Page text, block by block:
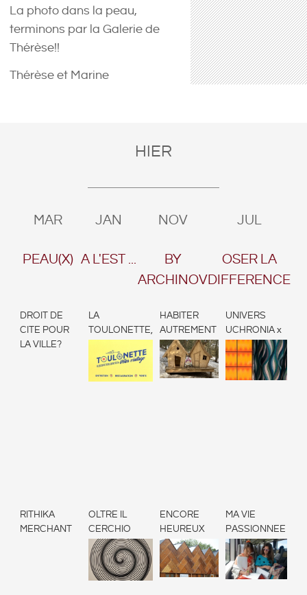
La photo dans la peau,
terminons par la Galerie de
Thérèse!!
Thérèse et Marine
HIER
MAR
PEAU(X)
JAN
A L'EST ...
NOV
BY
ARCHINOV
JUL
OSER LA
DIFFERENCE
DROIT DE
CITE POUR
LA VILLE?
RITHIKA
MERCHANT
LA
TOULONETTE,
mieux...
OLTRE IL
CERCHIO
HABITER
AUTREMENT
ENCORE
HEUREUX
UNIVERS
UCHRONIA x
PALET
MA VIE
PASSIONNEE